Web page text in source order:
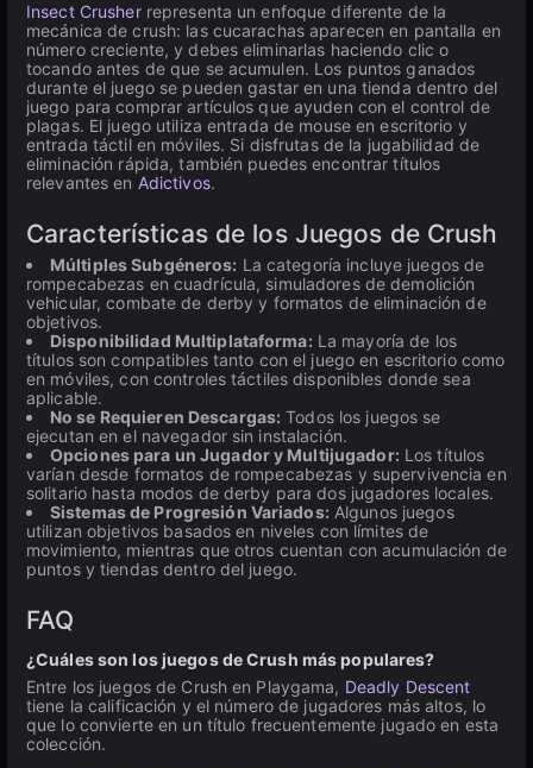
Insect Crusherrepresenta un enfoque diferente de la
mecánica de crush: las cucarachas aparecen en pantalla en
número creciente, y debes eliminarlas haciendo clic o
tocando antes de que se acumulen. Los puntos ganados
durante el juego se pueden gastar en una tienda dentro del
juego para comprar artículos que ayuden con el control de
plagas. El juego utiliza entrada de mouse en escritorio y
entrada táctil en móviles. Si disfrutas de la jugabilidad de
eliminación rápida, también puedes encontrar títulos
relevantes en Adictivos.
Características de los Juegos de Crush
Múltiples Subgéneros: La categoría incluye juegos de
rompecabezas en cuadrícula, simuladores de demolición
vehicular, combate de derby y formatos de eliminación de
objetivos.
Disponibilidad Multiplataforma: La mayoría de los
títulos son compatibles tanto con el juego en escritorio como
en móviles, con controles táctiles disponibles donde sea
aplicable.
No se Requieren Descargas: Todos los juegos se
ejecutan en el navegador sin instalación.
Opciones para un Jugador y Multijugador: Los títulos
varían desde formatos de rompecabezas y supervivencia en
solitario hasta modos de derby para dos jugadores locales.
Sistemas de Progresión Variados: Algunos juegos
utilizan objetivos basados en niveles con límites de
movimiento, mientras que otros cuentan con acumulación de
puntos y tiendas dentro del juego.
FAQ
¿Cuáles son los juegos de Crush más populares?
Entre los juegos de Crush en Playgama, Deadly Descent
tiene la calificación y el número de jugadores más altos, lo
que lo convierte en un título frecuentemente jugado en esta
colección.